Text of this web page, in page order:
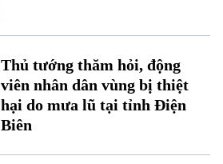
Thủ tướng thăm hỏi, động
viên nhân dân vùng bị thiệt
hại do mưa lũ tại tỉnh Điện
Biên